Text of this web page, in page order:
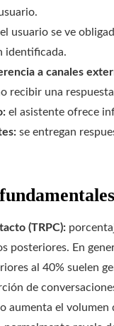
el usuario se ve
identificada.
a canales
recibir una
el asistente ofrece
se entregan
(TRPC):
posteriores. En
al 40% suelen
de
aumenta el